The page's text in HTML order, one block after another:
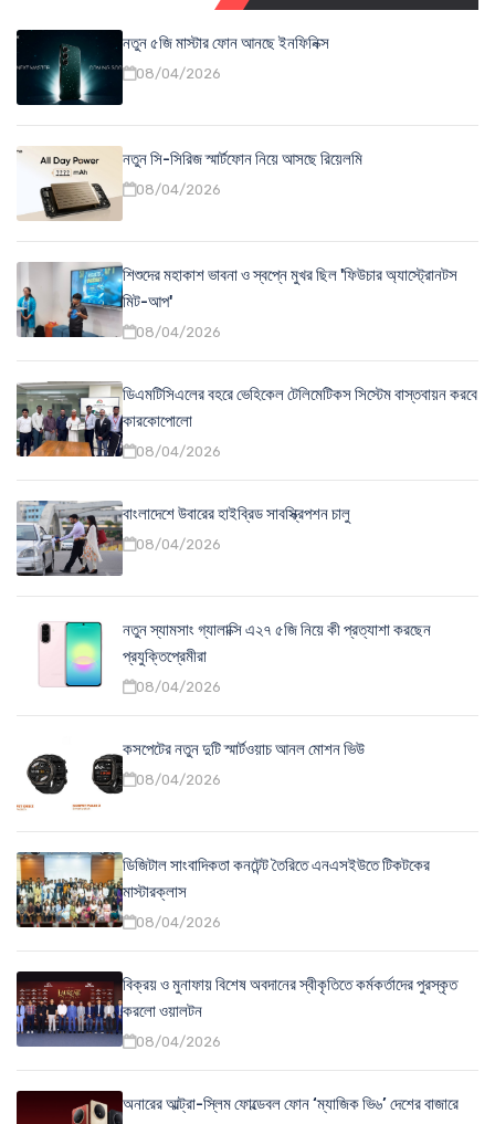
নতুন ৫জি মাস্টার ফোন আনছে ইনফিনিক্স
08/04/2026
নতুন সি-সিরিজ স্মার্টফোন নিয়ে আসছে রিয়েলমি
08/04/2026
শিশুদের মহাকাশ ভাবনা ও স্বপ্নে মুখর ছিল 'ফিউচার অ্যাস্ট্রোনটস
মিট-আপ'
08/04/2026
ডিএমটিসিএলের বহরে ভেহিকেল টেলিমেটিকস সিস্টেম বাস্তবায়ন করবে
কারকোপোলো
08/04/2026
বাংলাদেশে উবারের হাইব্রিড সাবস্ক্রিপশন চালু
08/04/2026
নতুন স্যামসাং গ্যালাক্সি এ২৭ ৫জি নিয়ে কী প্রত্যাশা করছেন
প্রযুক্তিপ্রেমীরা
08/04/2026
কসপেটের নতুন দুটি স্মার্টওয়াচ আনল মোশন ভিউ
08/04/2026
ডিজিটাল সাংবাদিকতা কনটেন্ট তৈরিতে এনএসইউতে টিকটকের
মাস্টারক্লাস
08/04/2026
বিক্রয় ও মুনাফায় বিশেষ অবদানের স্বীকৃতিতে কর্মকর্তাদের পুরস্কৃত
করলো ওয়ালটন
08/04/2026
অনারের আল্ট্রা-স্লিম ফোল্ডেবল ফোন ‘ম্যাজিক ভি৬’ দেশের বাজারে